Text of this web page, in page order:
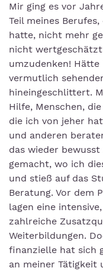
Mir ging es vor
Teil meines
hatte, nicht mehr
nicht
umzudenken!
vermutlich
hineingeschlittert.
Hilfe, Menschen,
die ich von jeher
und anderen
das wieder
gemacht, wo ich
und stieß auf das
Beratung. Vor dem
lagen eine
zahlreiche
Weiterbildungen.
finanzielle hat sich
an meiner Tätigkeit